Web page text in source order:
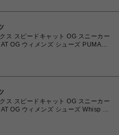
ス スピードキャット OG スニーカー
OG ウィメンズ シューズ PUMA
23.0cm～25.0cm 398846_01
ス スピードキャット OG スニーカー
ウィメンズ シューズ Whisp Of
23.0cm～25.0cm 398846_04